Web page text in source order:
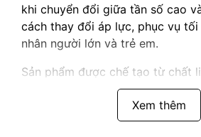
khi chuyển đổi giữa tần số cao
cách thay đổi áp lực, phục vụ
nhân người lớn và trẻ em.
Sản phẩm được chế tạo từ chất
không chứa latex, với thiết kế
sinh, phù hợp cho môi trường y
Khả năng cách âm tuyệt vời
Xem thêm